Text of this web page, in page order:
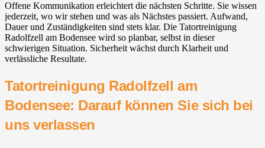
Offene Kommunikation erleichtert die nächsten Schritte. Sie wissen
jederzeit, wo wir stehen und was als Nächstes passiert. Aufwand,
Dauer und Zuständigkeiten sind stets klar. Die Tatortreinigung
Radolfzell am Bodensee wird so planbar, selbst in dieser
schwierigen Situation. Sicherheit wächst durch Klarheit und
verlässliche Resultate.
Tatortreinigung Radolfzell am
Bodensee: Darauf können Sie sich bei
uns verlassen